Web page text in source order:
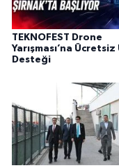
TEKNOFEST Drone
Yarışması’na Ücretsiz
Desteği